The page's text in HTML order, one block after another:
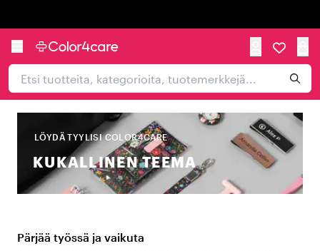
LÖYDÄ TYYLISI COLOR4CARE
KUKALLINEN TEEMA
Pärjää työssä ja vaikuta